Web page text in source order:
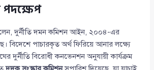
পদক্ষেপ
দুর্নীতি দমন কমিশন আইন, ২০০৪-এর
বিদেশে পাচারকৃত অর্থ ফিরিয়ে আনার লক্ষ্যে
দুর্নীতি বিরোধী কনভেনশন অনুযায়ী কার্যক্রম